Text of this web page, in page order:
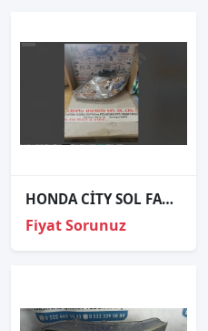
HONDA CİTY SOL FAR -2004-2008- 33151-SEL-P61
Fiyat Sorunuz